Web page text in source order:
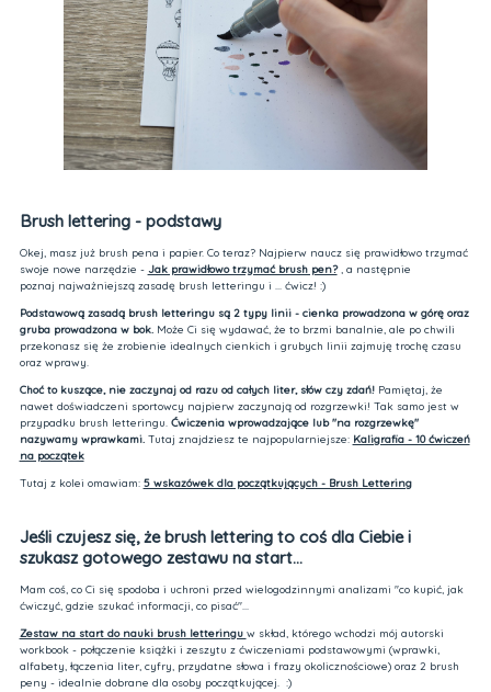
Brush lettering - podstawy
Okej, masz już brush pena i papier. Co teraz? Najpierw naucz się prawidłowo trzymać
swoje nowe narzędzie - Jak prawidłowo trzymać brush pen?, a następnie
poznaj najważniejszą zasadę brush letteringu i ... ćwicz! :)
Podstawową zasadą brush letteringu są 2 typy linii - cienka prowadzona w górę oraz
gruba prowadzona w bok.Może Ci się wydawać, że to brzmi banalnie, ale po chwili
przekonasz się że zrobienie idealnych cienkich i grubych linii zajmuję trochę czasu
oraz wprawy.
Choć to kuszące, nie zaczynaj od razu od całych liter, słów czy zdań! Pamiętaj, że
nawet doświadczeni sportowcy najpierw zaczynają od rozgrzewki! Tak samo jest w
przypadku brush letteringu. Ćwiczenia wprowadzające lub "na rozgrzewkę"
nazywamy wprawkami. Tutaj znajdziesz te najpopularniejsze: Kaligrafia - 10 ćwiczeń
na początek
Tutaj z kolei omawiam: 5 wskazówek dla początkujących - Brush Lettering
Jeśli czujesz się, że brush lettering to coś dla Ciebie i
szukasz gotowego zestawu na start...
Mam coś, co Ci się spodoba i uchroni przed wielogodzinnymi analizami "co kupić, jak
ćwiczyć, gdzie szukać informacji, co pisać"...
Zestaw na start do nauki brush letteringu w skład, którego wchodzi mój autorski
workbook - połączenie książki i zeszytu z ćwiczeniami podstawowymi (wprawki,
alfabety, łączenia liter, cyfry, przydatne słowa i frazy okolicznościowe) oraz 2 brush
peny - idealnie dobrane dla osoby początkującej. :)